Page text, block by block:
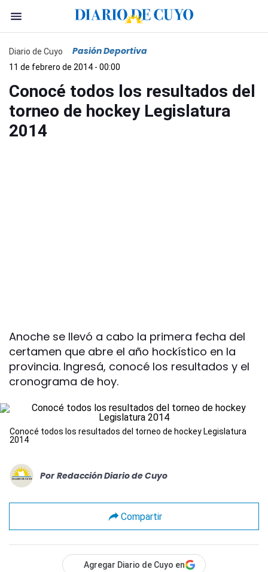
Diario de Cuyo Pasión Deportiva
11 de febrero de 2014 - 00:00
Conocé todos los resultados del
torneo de hockey Legislatura
2014
Anoche se llevó a cabo la primera fecha del
certamen que abre el año hockístico en la
provincia. Ingresá, conocé los resultados y el
cronograma de hoy.
Conocé todos los resultados del torneo de hockey Legislatura
2014
Por Redacción Diario de Cuyo
Compartir
Agregar Diario de Cuyo en